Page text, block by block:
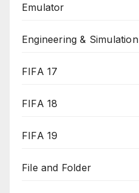
Emulator
Engineering & Simulation
FIFA 17
FIFA 18
FIFA 19
File and Folder